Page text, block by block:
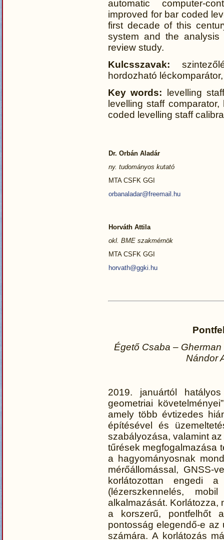
automatic computer-
improved for bar coded
first decade of this
system and the
review study.
Kulcsszavak:
hordozható
Key words: levelling
levelling staff
coded levelling staff
Dr. Orbán Aladár
ny. tudományos kutató
MTA CSFK GGI
orbanaladar@freemail.hu
Horváth Attila
okl. BME szakmérnök
MTA CSFK GGI
horvath@ggki.hu
Égető Csaba –
Nándor
2019. januártól
geometriai
amely több évtizedes
építésével és
szabályozása, valamint
tűrések megfogalmazása
a hagyományosnak
mérőállomással, GNSS-
korlátozottan engedi a
(lézerszkennelés,
alkalmazását. Korlátozza,
a korszerű, pontfelhőt
pontosság elegendő-e
számára. A korlátozás